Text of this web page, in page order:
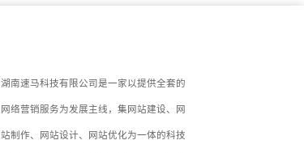
湖南速马科技有限公司是一家以提供全套的
网络营销服务为发展主线，集网站建设、网
站制作、网站设计、网站优化为一体的科技